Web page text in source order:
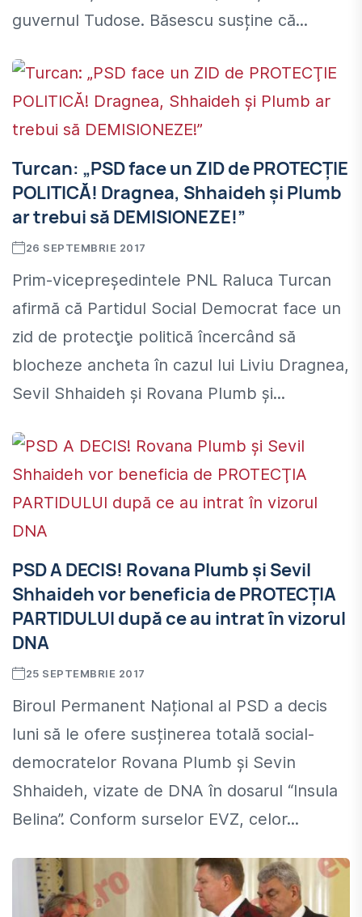
guvernul Tudose. Băsescu susține că...
Turcan: „PSD face un ZID de PROTECŢIE
POLITICĂ! Dragnea, Shhaideh şi Plumb
ar trebui să DEMISIONEZE!”
26 SEPTEMBRIE 2017
Prim-vicepreşedintele PNL Raluca Turcan
afirmă că Partidul Social Democrat face un
zid de protecţie politică încercând să
blocheze ancheta în cazul lui Liviu Dragnea,
Sevil Shhaideh şi Rovana Plumb şi...
PSD A DECIS! Rovana Plumb şi Sevil
Shhaideh vor beneficia de PROTECŢIA
PARTIDULUI după ce au intrat în vizorul
DNA
25 SEPTEMBRIE 2017
Biroul Permanent Național al PSD a decis
luni să le ofere susținerea totală social-
democratelor Rovana Plumb și Sevin
Shhaideh, vizate de DNA în dosarul “Insula
Belina”. Conform surselor EVZ, celor...